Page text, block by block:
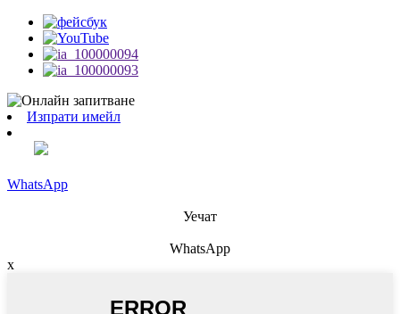
Изпрати имейл
WhatsApp
Уечат
WhatsApp
x